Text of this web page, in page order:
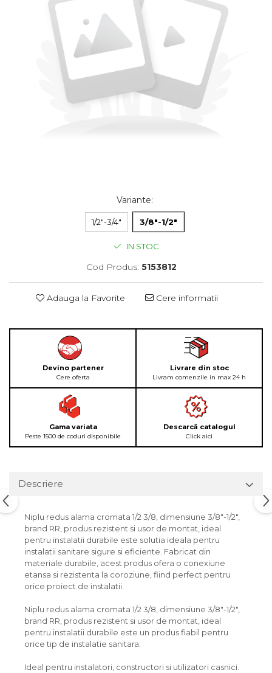
Variante:
1/2"-3/4" 3/8"-1/2"
IN STOC
Cod Produs: 5153812
Adauga la Favorite Cere informatii
Devino partener
Cere oferta
Livrare din stoc
Livram comenzile in max 24 h
Gama variata
Peste 1500 de coduri disponibile
Descarcă catalogul
Click aici
Descriere
Niplu redus alama cromata 1/2 3/8, dimensiune 3/8"-1/2",
brand RR, produs rezistent si usor de montat, ideal
pentru instalatii durabile este solutia ideala pentru
instalatii sanitare sigure si eficiente. Fabricat din
materiale durabile, acest produs ofera o conexiune
etansa si rezistenta la coroziune, fiind perfect pentru
orice proiect de instalatii.
Niplu redus alama cromata 1/2 3/8, dimensiune 3/8"-1/2",
brand RR, produs rezistent si usor de montat, ideal
pentru instalatii durabile este un produs fiabil pentru
orice tip de instalatie sanitara.
Ideal pentru instalatori, constructori si utilizatori casnici.